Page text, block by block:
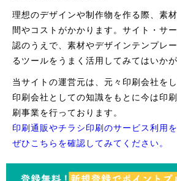
理想のデザインや制作物を作る際、素
間やコストがかかります。サイト・サ
認のうえで、素材やデザインテンプレ
るツールをうまく活用してみてはいかが
当サイトの運営元は、元々印刷会社をし
印刷会社としての知識をもとに今は印
刷事業を行っております。
印刷通販やチラシ印刷のサービス利用
ぜひこちらを確認してみてください。